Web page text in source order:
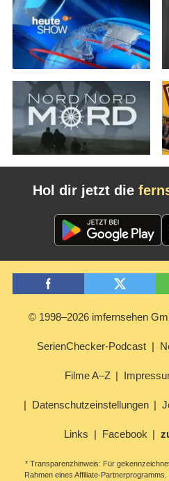
Hol dir jetzt die
© 1998–2026 imfernsehen
SerienChecker-Podcast
Filme A–Z
Datenschutzeinstellungen
Links Facebook
* Transparenzhinweis: Für
Rahmen eines Affiliate-